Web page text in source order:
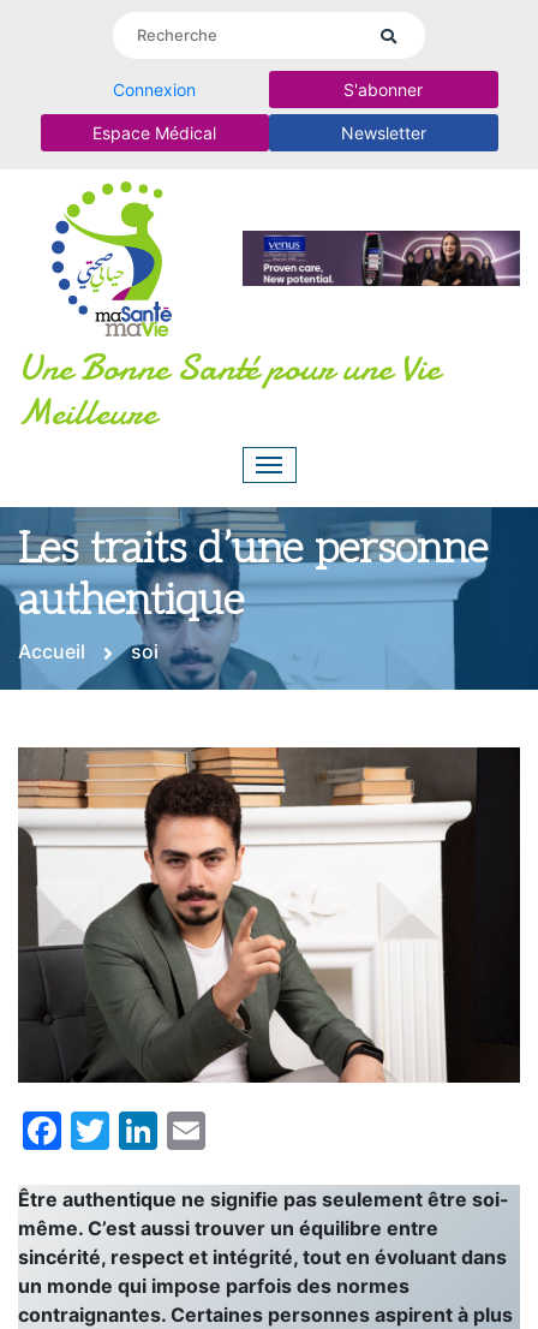
Connexion S'abonner
Espace Médical Newsletter
Une Bonne Santé pour une Vie
Meilleure
Les traits d’une personne
authentique
Accueil soi
Facebook
TwitterLinkedIn
Être authentique ne signifie pas seulement être soi-
même. C’est aussi trouver un équilibre entre
sincérité, respect et intégrité, tout en évoluant dans
un monde qui impose parfois des normes
contraignantes. Certaines personnes aspirent à plus